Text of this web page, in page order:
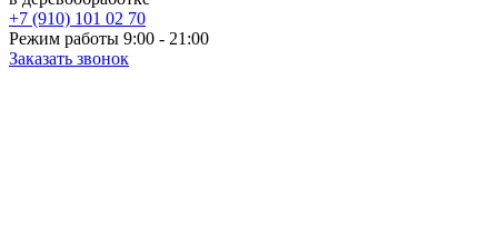
+7 (910) 101 02 70
Режим работы 9:00 - 21:00
Заказать звонок